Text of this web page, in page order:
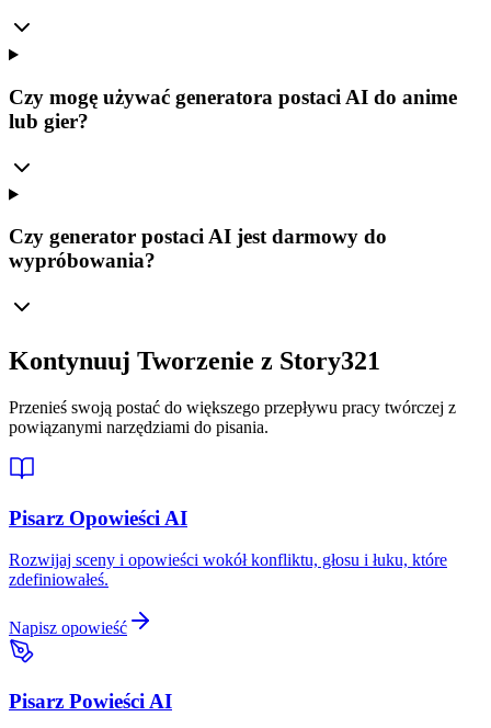
Czy mogę używać generatora postaci AI do anime
lub gier?
Czy generator postaci AI jest darmowy do
wypróbowania?
Kontynuuj Tworzenie z Story321
Przenieś swoją postać do większego przepływu pracy twórczej z
powiązanymi narzędziami do pisania.
Pisarz Opowieści AI
Rozwijaj sceny i opowieści wokół konfliktu, głosu i łuku, które
zdefiniowałeś.
Napisz opowieść
Pisarz Powieści AI